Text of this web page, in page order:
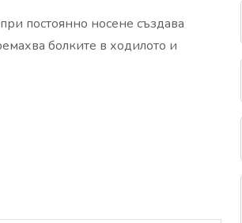
постоянно носене създава
болките в ходилото и